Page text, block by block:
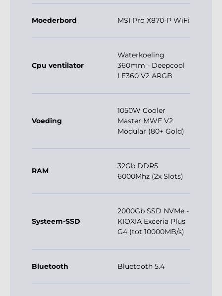
Moederbord MSI Pro X870-P WiFi
Cpu ventilator
Waterkoeling
360mm - Deepcool
LE360 V2 ARGB
Voeding
1050W Cooler
Master MWE V2
Modular (80+ Gold)
RAM
32Gb DDR5
6000Mhz (2x Slots)
Systeem-SSD
2000Gb SSD NVMe -
KIOXIA Exceria Plus
G4 (tot 10000MB/s)
Bluetooth Bluetooth 5.4